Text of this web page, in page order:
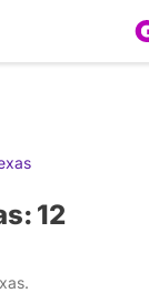
Estados
12